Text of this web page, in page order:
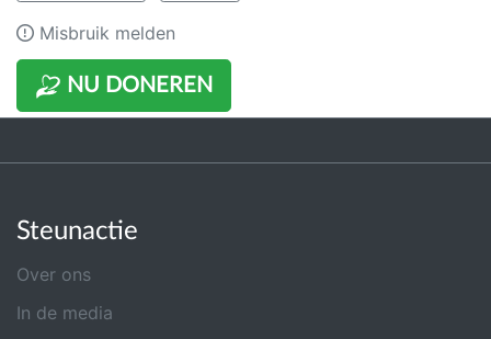
NU DONEREN
Misbruik melden
Steunactie
Over ons
In de media